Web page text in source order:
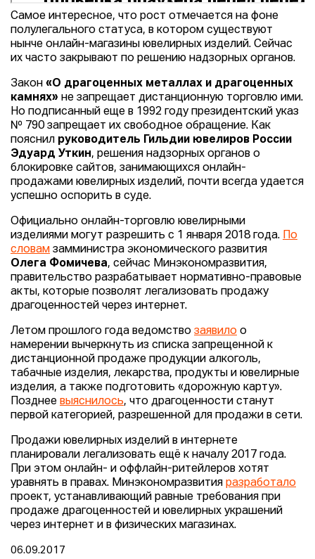
Самое интересное, что рост отмечается на фоне
полулегального статуса, в котором существуют
нынче онлайн-магазины ювелирных изделий. Сейчас
их часто закрывают по решению надзорных органов.
Закон «О драгоценных металлах и драгоценных
камнях» не запрещает дистанционную торговлю ими.
Но подписанный еще в 1992 году президентский указ
№ 790 запрещает их свободное обращение. Как
пояснил руководитель Гильдии ювелиров России
Эдуард Уткин, решения надзорных органов о
блокировке сайтов, занимающихся онлайн-
продажами ювелирных изделий, почти всегда удается
успешно оспорить в суде.
Официально онлайн-торговлю ювелирными
изделиями могут разрешить с 1 января 2018 года.
По
словам замминистра экономического развития
Олега Фомичева, сейчас Минэкономразвития,
правительство разрабатывает нормативно-правовые
акты, которые позволят легализовать продажу
драгоценностей через интернет.
Летом прошлого года ведомство заявило о
намерении вычеркнуть из списка запрещенной к
дистанционной продаже продукции алкоголь,
табачные изделия, лекарства, продукты и ювелирные
изделия, а также подготовить «дорожную карту».
Позднее выяснилось, что драгоценности станут
первой категорией, разрешенной для продажи в сети.
Продажи ювелирных изделий в интернете
планировали легализовать ещё к началу 2017 года.
При этом онлайн- и оффлайн-ритейлеров хотят
уравнять в правах. Минэкономразвития разработало
проект, устанавливающий равные требования при
продаже драгоценностей и ювелирных украшений
через интернет и в физических магазинах.
06.09.2017